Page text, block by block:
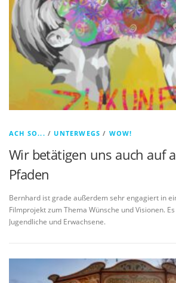
ACH SO... / UNTERWEGS / WOW!
Wir betätigen uns auch auf
Pfaden
Bernhard ist grade außerdem sehr engagiert in
Filmprojekt zum Thema Wünsche und Visionen.
Jugendliche und Erwachsene.